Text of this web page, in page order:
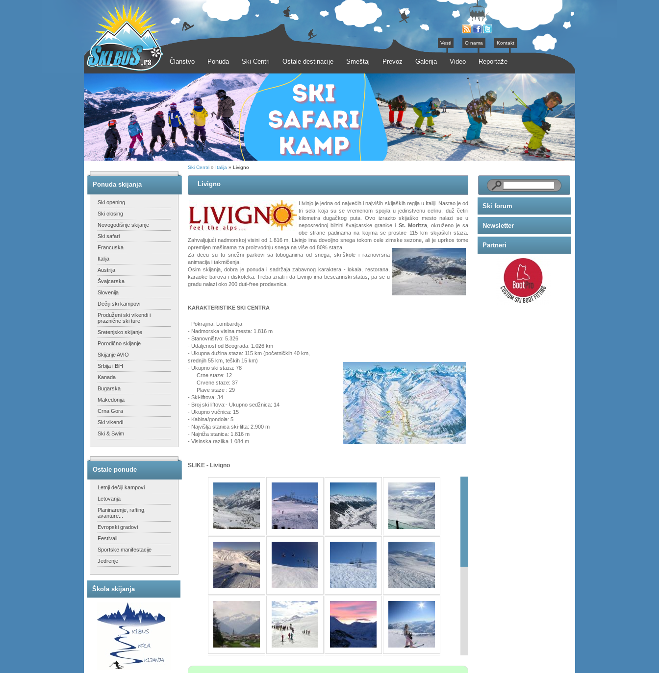
Vesti O nama Kontakt
Članstvo Ponuda Ski Centri Ostale destinacije Smeštaj Prevoz Galerija Video Reportaže
Ponuda skijanja
Ski opening
Ski closing
Novogodišnje skijanje
Ski safari
Francuska
Italija
Austrija
Švajcarska
Slovenija
Dečiji ski kampovi
Produženi ski vikendi i
praznične ski ture
Sretenjsko skijanje
Porodično skijanje
Skijanje AVIO
Srbija i BiH
Kanada
Bugarska
Makedonija
Crna Gora
Ski vikendi
Ski & Swim
Ostale ponude
Letnji dečiji kampovi
Letovanja
Planinarenje, rafting,
avanture...
Evropski gradovi
Festivali
Sportske manifestacije
Jedrenje
Škola skijanja
Ski Centri » Italija » Livigno
Livigno
Livinjo je jedna od najvećih i najviših skijaških regija u Italiji. Nastao je od
tri sela koja su se vremenom spojila u jedinstvenu celinu, duž četiri
kilometra dugačkog puta. Ovo izrazito skijaško mesto nalazi se u
neposrednoj blizini švajcarske granice i St. Moritza, okruženo je sa
obe strane padinama na kojima se prostire 115 km skijaških staza.
Zahvaljujući nadmorskoj visini od 1.816 m, Livinjo ima dovoljno snega tokom cele zimskesezone, ali je uprkos tome
opremljen mašinama za proizvodnju snega na više od 80% staza.
Za decu su tu snežni parkovi sa toboganima od snega, ski-škole i raznovrsna
animacija i takmičenja.
Osim skijanja, dobra je ponuda i sadržaja zabavnog karaktera - lokala, restorana,
karaoke barova i diskoteka. Treba znati i da Livinjo ima bescarinski status, pa se u
gradu nalazi oko 200 duti-free prodavnica.
KARAKTERISTIKE SKI CENTRA
- Pokrajina: Lombardija
- Nadmorska visina mesta: 1.816 m
- Stanovništvo: 5.326
- Udaljenost od Beograda: 1.026 km
- Ukupna dužina staza: 115 km (početničkih 40 km,
srednjih 55 km, teških 15 km)
- Ukupno ski staza: 78
Crne staze: 12
Crvene staze: 37
Plave staze : 29
- Ski-liftova: 34
- Broj ski liftova:- Ukupno sedžnica: 14
- Ukupno vučnica: 15
- Kabina/gondola: 5
- Najvišlja stanica ski-lifta: 2.900 m
- Najniža stanica: 1.816 m
- Visinska razlika 1.084 m.
SLIKE - Livigno
Ski forum
Newsletter
Partneri